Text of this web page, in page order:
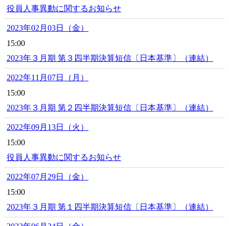
役員人事異動に関するお知らせ
2023年02月03日（金）
15:00
2023年３月期 第３四半期決算短信〔日本基準〕（連結）
2022年11月07日（月）
15:00
2023年３月期 第２四半期決算短信〔日本基準〕（連結）
2022年09月13日（火）
15:00
役員人事異動に関するお知らせ
2022年07月29日（金）
15:00
2023年３月期 第１四半期決算短信〔日本基準〕（連結）